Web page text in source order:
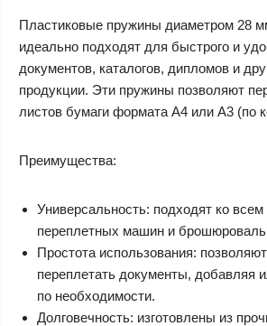
Пластиковые пружины диаметром 28
идеально подходят для быстрого и
документов, каталогов, дипломов и
продукции. Эти пружины позволяют
листов бумаги формата А4 или А3 (по
Преимущества:
Универсальность: подходят ко всем
переплетных машин и
Простота использования:
переплетать документы, добавляя
по необходимости.
Долговечность: изготовлены из